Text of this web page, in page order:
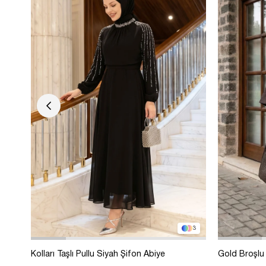
3
Kolları Taşlı Pullu Siyah Şifon Abiye Gold Broşlu